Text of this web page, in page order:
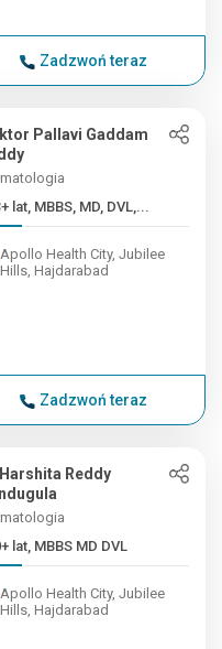
Zadzwoń teraz
Pallavi Gaddam
lat, MBBS, MD, DVL,...
Apollo Health City, Jubilee
Hills, Hajdarabad
Zadzwoń teraz
Reddy
lat, MBBS MD DVL
Apollo Health City, Jubilee
Hills, Hajdarabad